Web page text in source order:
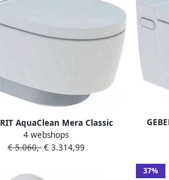
AquaClean Mera Classic
m. geurafzuiging m. warme
en Ladydouche m.
4 webshops
€ 5.060,-€ 3.314,99
37%